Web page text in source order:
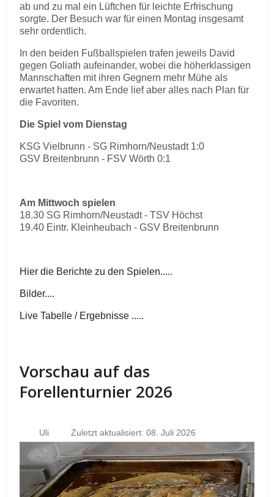
ab und zu mal ein Lüftchen für leichte Erfrischung
sorgte. Der Besuch war für einen Montag insgesamt
sehr ordentlich.
In den beiden Fußballspielen trafen jeweils David
gegen Goliath aufeinander, wobei die höherklassigen
Mannschaften mit ihren Gegnern mehr Mühe als
erwartet hatten. Am Ende lief aber alles nach Plan für
die Favoriten.
Die Spiel vom Dienstag
KSG Vielbrunn - SG Rimhorn/Neustadt 1:0
GSV Breitenbrunn - FSV Wörth 0:1
Am Mittwoch spielen
18.30 SG Rimhorn/Neustadt - TSV Höchst
19.40 Eintr. Kleinheubach - GSV Breitenbrunn
Hier die Berichte zu den Spielen.....
Bilder....
Live Tabelle / Ergebnisse .....
Vorschau auf das
Forellenturnier 2026
Uli Zuletzt aktualisiert: 08. Juli 2026